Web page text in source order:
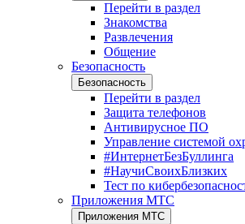
Перейти в раздел
Знакомства
Развлечения
Общение
Безопасность
Безопасность
Перейти в раздел
Защита телефонов
Антивирусное ПО
Управление системой
#ИнтернетБезБуллинга
#НаучиСвоихБлизких
Тест по
Приложения МТС
Приложения МТС